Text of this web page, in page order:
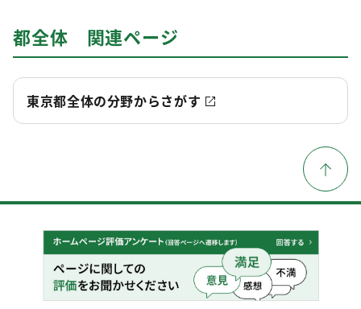
都全体 関連ページ
東京都全体の分野からさがす